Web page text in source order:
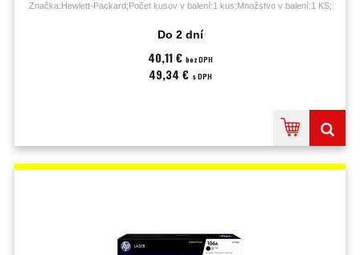
Značka:Hewlett-Packard;Počet kusov v balení:1 kus;Množstvo v balení:1 KS;
Do 2 dní
40,11 € bez DPH
49,34 € s DPH